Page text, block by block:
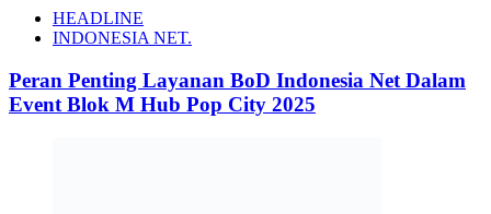
HEADLINE
INDONESIA NET.
Peran Penting Layanan BoD Indonesia Net Dalam
Event Blok M Hub Pop City 2025